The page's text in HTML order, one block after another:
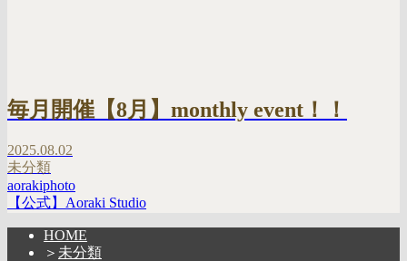
毎月開催【8月】monthly event！！
2025.08.02
未分類
aorakiphoto
【公式】Aoraki Studio
HOME
＞ 未分類